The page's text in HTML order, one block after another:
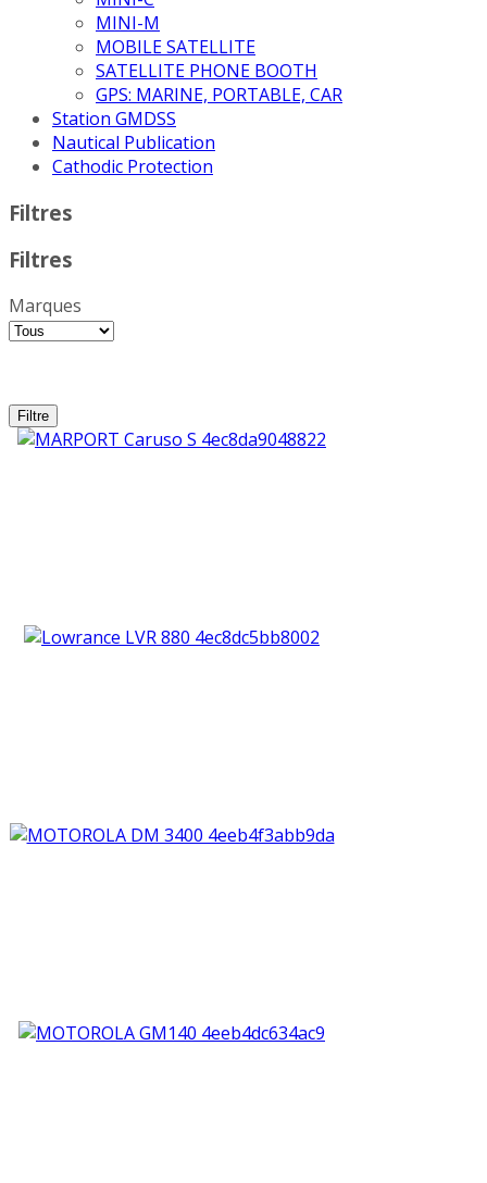
MINI-M
MOBILE SATELLITE
SATELLITE PHONE BOOTH
GPS: MARINE, PORTABLE, CAR
Station GMDSS
Nautical Publication
Cathodic Protection
Filtres
Filtres
Marques